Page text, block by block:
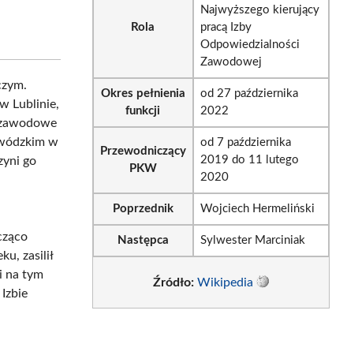
w Lublinie,
w
go
zasilił
na tym
Rola
Najwyższego kierujący
pracą Izby
Odpowiedzialności
Zawodowej
Okres pełnienia
funkcji
od 27 października
2022
Przewodniczący
PKW
od 7 października
2019 do 11 lutego
2020
Poprzednik Wojciech Hermeliński
Następca Sylwester Marciniak
Źródło: Wikipedia